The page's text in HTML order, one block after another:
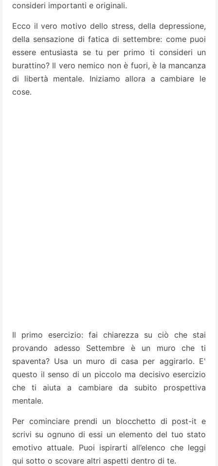
consideri importanti e originali.
Ecco il vero motivo dello stress, della depressione,
della sensazione di fatica di settembre: come puoi
essere entusiasta se tu per primo ti consideri un
burattino? Il vero nemico non è fuori, è la mancanza
di libertà mentale. Iniziamo allora a cambiare le
cose.
Il primo esercizio: fai chiarezza su ciò che stai
provando adesso Settembre è un muro che ti
spaventa? Usa un muro di casa per aggirarlo. E'
questo il senso di un piccolo ma decisivo esercizio
che ti aiuta a cambiare da subito prospettiva
mentale.
Per cominciare prendi un blocchetto di post-it e
scrivi su ognuno di essi un elemento del tuo stato
emotivo attuale. Puoi ispirarti all’elenco che leggi
qui sotto o scovare altri aspetti dentro di te.